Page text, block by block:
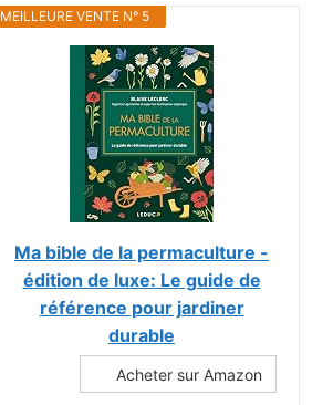
MEILLEURE VENTE N° 5
Ma bible de la permaculture -
édition de luxe: Le guide de
référence pour jardiner
durable
Acheter sur Amazon